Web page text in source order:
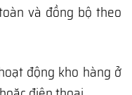
và đồng bộ theo
động kho hàng ở